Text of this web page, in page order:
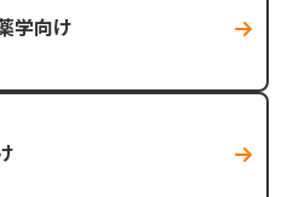
学向け